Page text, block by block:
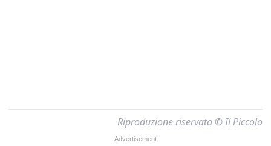
Riproduzione riservata © Il Piccolo